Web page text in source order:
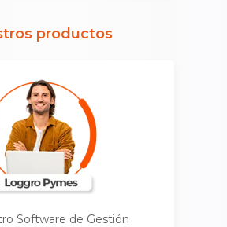
productos
Software de Gestión